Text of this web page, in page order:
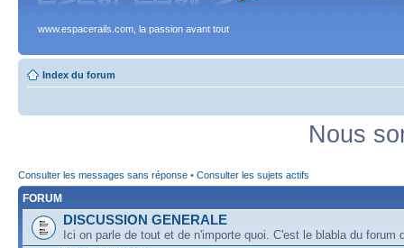
www.espacerails.com, la passion avant tout
Index du forum
Nous
Consulter les messages sans réponse • Consulter les sujets actifs
FORUM
DISCUSSION GENERALE
Ici on parle de tout et de n'importe quoi. C'est le blabla du forum